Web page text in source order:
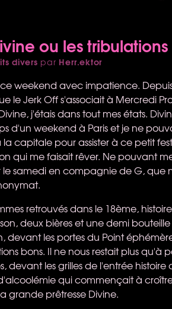
ou les
divers par Herr.ektor
weekend avec impatience.
le Jerk Off s'associait à Mercredi
j'étais dans tout mes états.
d'un weekend à Paris et je ne
capitale pour assister à ce petit
qui me faisait rêver. Ne pouvant
le samedi en compagnie de G, que
retrouvés dans le 18ème,
deux bières et une demi
devant les portes du Point
bons. Il ne nous restait plus qu'à
devant les grilles de l'entrée
qui commençait à
grande prêtresse Divine.